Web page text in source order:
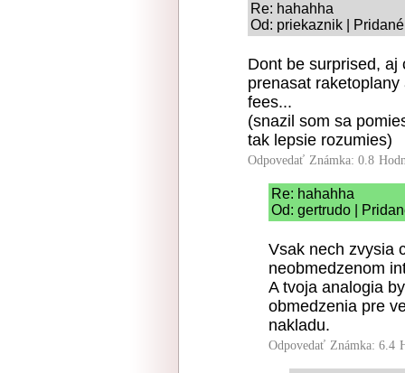
Re: hahahha
Od: priekaznik |
Dont be surprised, aj
prenasat
fees...
(snazil som sa
tak lepsie rozumies)
Odpovedať Známka: 0.8
Re: hahahha
Od: gertrudo |
Vsak nech zvysia
neobmedzenom
A tvoja analogia
obmedzenia pre
nakladu.
Odpovedať Známka: 6.4